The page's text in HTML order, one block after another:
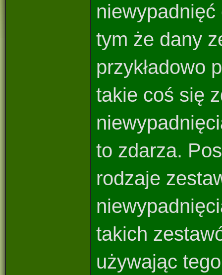
tym że dany
przykładowo
takie coś się
to zdarza.
rodzaje
takich
używając